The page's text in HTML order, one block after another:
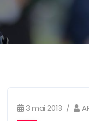
3 mai 2018